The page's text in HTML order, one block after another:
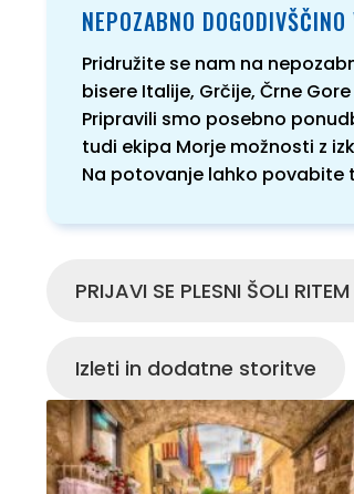
NEPOZABNO
Pridružite se nam na
bisere Italije, Grčije, Črne
Pripravili smo posebno
tudi ekipa Morje možnosti z
Na potovanje lahko povabite
PRIJAVI SE PLESNI ŠOLI
Izleti in dodatne storitve